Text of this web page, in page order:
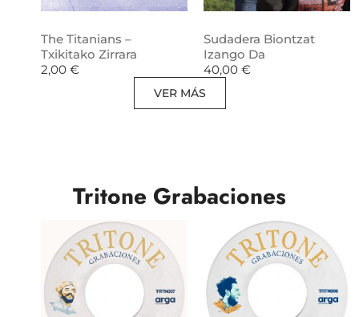
The Titanians –
Txikitako Zirrara
2,00 €
Sudadera Biontzat
Izango Da
40,00 €
VER MÁS
Tritone Grabaciones